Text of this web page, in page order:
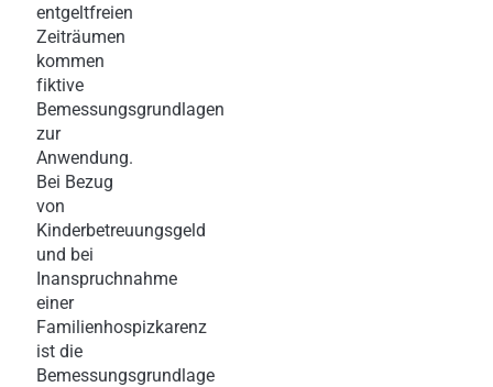
entgeltfreien
Zeiträumen
kommen
fiktive
Bemessungsgrundlagen
zur
Anwendung.
Bei Bezug
von
Kinderbetreuungsgeld
und bei
Inanspruchnahme
einer
Familienhospizkarenz
ist die
Bemessungsgrundlage